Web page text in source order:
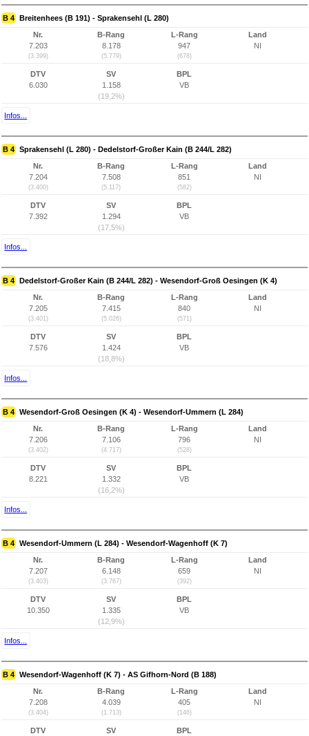
B 4 Breitenhees (B 191) - Sprakensehl (L 280)
Nr.
7.203
(3.399)
B-Rang
8.178
(5.779)
L-Rang
947
(678)
Land
NI
DTV
6.030
SV
1.158
(19,2%)
BPL
VB
Infos...
B 4 Sprakensehl (L 280) - Dedelstorf-Großer Kain (B 244/L 282)
Nr.
7.204
(3.400)
B-Rang
7.508
(5.117)
L-Rang
851
(582)
Land
NI
DTV
7.392
SV
1.294
(17,5%)
BPL
VB
Infos...
B 4 Dedelstorf-Großer Kain (B 244/L 282) - Wesendorf-Groß Oesingen (K 4)
Nr.
7.205
(3.401)
B-Rang
7.415
(5.026)
L-Rang
840
(571)
Land
NI
DTV
7.576
SV
1.424
(18,8%)
BPL
VB
Infos...
B 4 Wesendorf-Groß Oesingen (K 4) - Wesendorf-Ummern (L 284)
Nr.
7.206
(3.402)
B-Rang
7.106
(4.717)
L-Rang
796
(528)
Land
NI
DTV
8.221
SV
1.332
(16,2%)
BPL
VB
Infos...
B 4 Wesendorf-Ummern (L 284) - Wesendorf-Wagenhoff (K 7)
Nr.
7.207
(3.403)
B-Rang
6.148
(3.767)
L-Rang
659
(392)
Land
NI
DTV
10.350
SV
1.335
(12,9%)
BPL
VB
Infos...
B 4 Wesendorf-Wagenhoff (K 7) - AS Gifhorn-Nord (B 188)
Nr.
7.208
(3.404)
B-Rang
4.039
(1.713)
L-Rang
405
(146)
Land
NI
DTV
SV
BPL